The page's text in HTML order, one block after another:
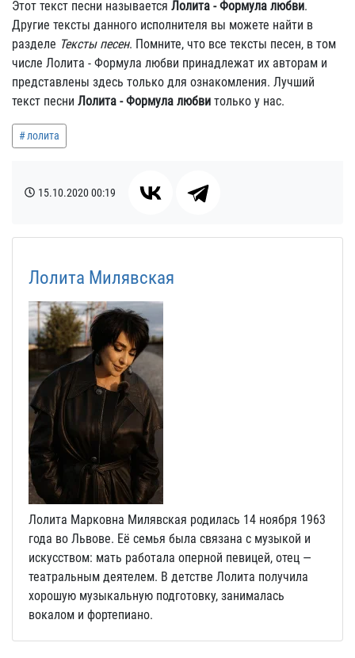
Этот текст песни называется Лолита - Формула любви.
Другие тексты данного исполнителя вы можете найти в
разделе Тексты песен. Помните, что все тексты песен, в том
числе Лолита - Формула любви принадлежат их авторам и
представлены здесь только для ознакомления. Лучший
текст песни Лолита - Формула любви только у нас.
лолита
15.10.202000:19
Лолита Милявская
Лолита Марковна Милявская родилась 14 ноября 1963
года во Львове. Её семья была связана с музыкой и
искусством: мать работала оперной певицей, отец —
театральным деятелем. В детстве Лолита получила
хорошую музыкальную подготовку, занималась
вокалом и фортепиано.